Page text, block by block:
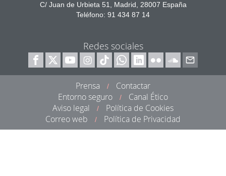
C/ Juan de Urbieta 51, Madrid, 28007 España
Teléfono: 91 434 87 14
Redes sociales
Prensa /
Contactar
Entorno seguro
/
Canal Ético
Aviso legal
/
Política de Cookies
Correo web
/ Política de Privacidad